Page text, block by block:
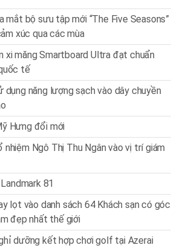
mắt bộ sưu tập mới “The Five Seasons”
xúc qua các mùa
xi măng Smartboard Ultra đạt chuẩn
tế
dụng năng lượng sạch vào dây chuyền
Hưng đổi mới
nhiệm Ngô Thị Thu Ngân vào vị trí giám
81
lọt vào danh sách 64 Khách sạn có góc
đẹp nhất thế giới
dưỡng kết hợp chơi golf tại Azerai